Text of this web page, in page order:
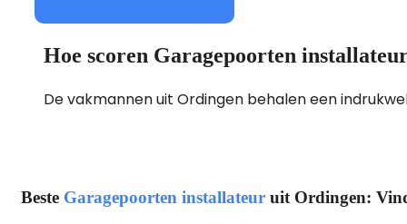
Hoe scoren Garagepoorten
De vakmannen uit Ordingen behalen een
Beste Garagepoorten installateur uit Ordingen: